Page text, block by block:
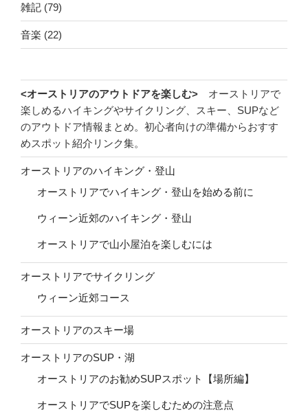
雑記 (79)
音楽 (22)
<オーストリアのアウトドアを楽しむ> オーストリアで
楽しめるハイキングやサイクリング、スキー、SUPなど
のアウトドア情報まとめ。初心者向けの準備からおすす
めスポット紹介リンク集。
オーストリアのハイキング・登山
オーストリアでハイキング・登山を始める前に
ウィーン近郊のハイキング・登山
オーストリアで山小屋泊を楽しむには
オーストリアでサイクリング
ウィーン近郊コース
オーストリアのスキー場
オーストリアのSUP・湖
オーストリアのお勧めSUPスポット【場所編】
オーストリアでSUPを楽しむための注意点